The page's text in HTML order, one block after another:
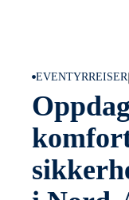
EVENTYRREISER